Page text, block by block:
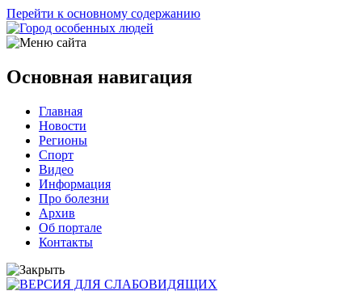
Перейти к основному содержанию
Основная навигация
Главная
Новости
Регионы
Спорт
Видео
Информация
Про болезни
Архив
Об портале
Контакты